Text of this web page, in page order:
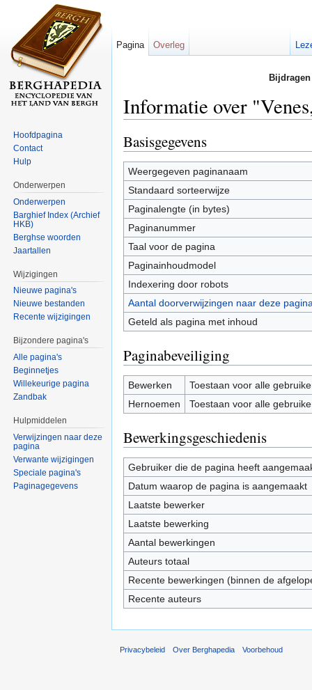
Informatie over
Basisgegevens
Weergegeven paginanaam
Standaard sorteerwijze
Paginalengte (in bytes)
Paginanummer
Taal voor de pagina
Paginainhoudmodel
Indexering door robots
Aantal doorverwijzingen naar deze
Geteld als pagina met inhoud
Paginabeveiliging
Bewerken
Toestaan voor alle
Hernoemen
Toestaan voor alle
Bewerkingsgeschiedenis
Gebruiker die de pagina heeft
Datum waarop de pagina is aangemaakt
Laatste bewerker
Laatste bewerking
Aantal bewerkingen
Auteurs totaal
Recente bewerkingen (binnen de
Recente auteurs
Pagina Overleg
Hoofdpagina
Contact
Hulp
Onderwerpen
Onderwerpen
Barghief Index (Archief
HKB)
Berghse woorden
Jaartallen
Wijzigingen
Nieuwe pagina's
Nieuwe bestanden
Recente wijzigingen
Bijzondere pagina's
Alle pagina's
Beginnetjes
Willekeurige pagina
Zandbak
Hulpmiddelen
Verwijzingen naar deze
pagina
Verwante wijzigingen
Speciale pagina's
Paginagegevens
Privacybeleid Over Berghapedia Voorbehoud